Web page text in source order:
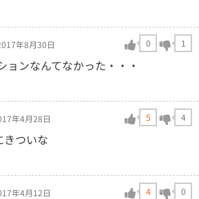
年8月30日 0 1
ョンなんてなかった・・・
年4月28日 5 4
きついな
年4月12日 4 0